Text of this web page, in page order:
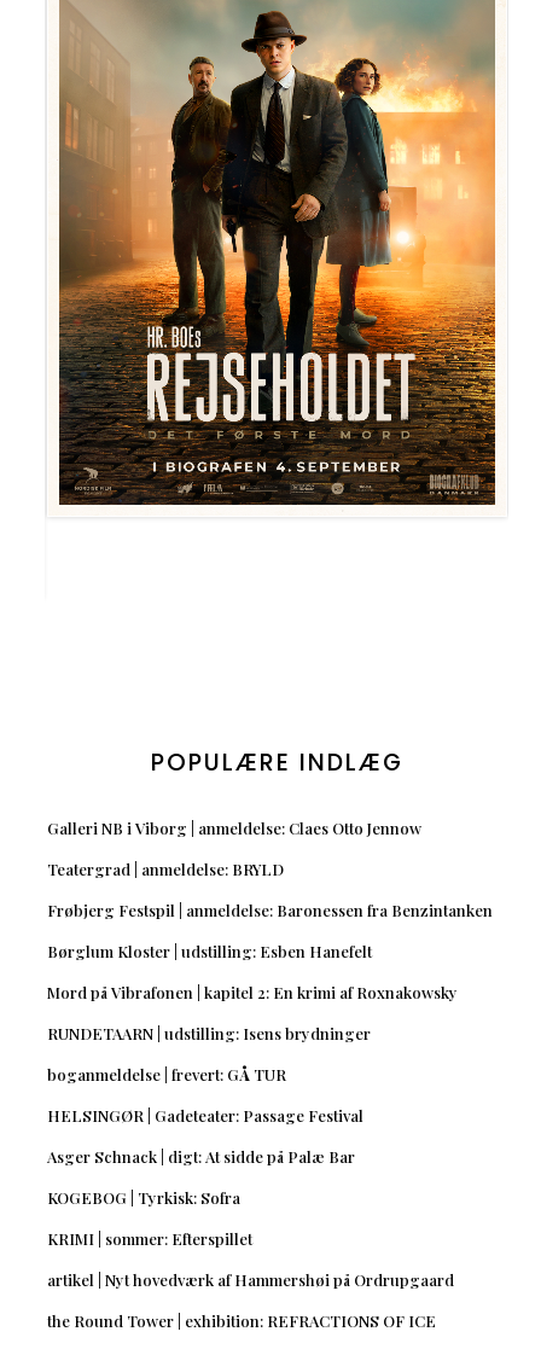
POPULÆRE INDLÆG
Galleri NB i Viborg | anmeldelse: Claes Otto Jennow
Teatergrad | anmeldelse: BRYLD
Frøbjerg Festspil | anmeldelse: Baronessen fra Benzintanken
Børglum Kloster | udstilling: Esben Hanefelt
Mord på Vibrafonen | kapitel 2: En krimi af Roxnakowsky
RUNDETAARN | udstilling: Isens brydninger
boganmeldelse | frevert: GÅ TUR
HELSINGØR | Gadeteater: Passage Festival
Asger Schnack | digt: At sidde på Palæ Bar
KOGEBOG | Tyrkisk: Sofra
KRIMI | sommer: Efterspillet
artikel | Nyt hovedværk af Hammershøi på Ordrupgaard
the Round Tower | exhibition: REFRACTIONS OF ICE